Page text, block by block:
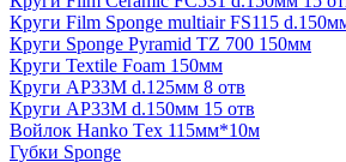
Круги Film Sponge multiair FS115
Круги Sponge Pyramid TZ 700 150мм
Круги Textile Foam 150мм
Круги AP33M d.125мм 8 отв
Круги AP33M d.150мм 15 отв
Войлок Hanko Tех 115мм*10м
Губки Sponge